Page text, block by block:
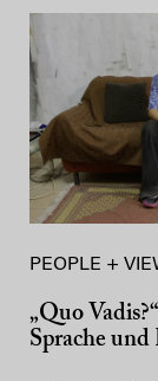
PEOPLE +
„Quo
Sprache